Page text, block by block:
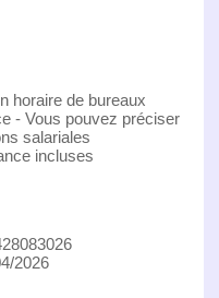
horaire de bureaux
- Vous pouvez préciser
salariales
incluses
2026